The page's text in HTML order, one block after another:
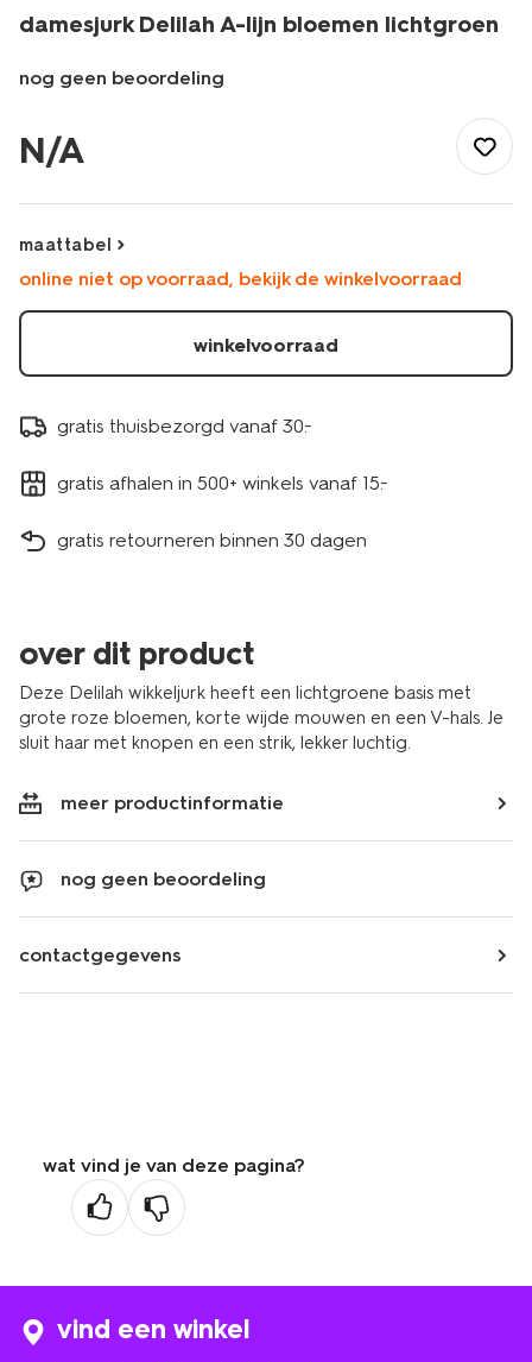
damesjurk Delilah A-lijn bloemen lichtgroen
nog geen beoordeling
delilah-
a-
bloemen-
lichtgroen-
N/A
maattabel
online niet op voorraad, bekijk de winkelvoorraad
winkelvoorraad
gratis thuisbezorgd vanaf 30.-
gratis afhalen in 500+ winkels vanaf 15.-
gratis retourneren binnen 30 dagen
over dit product
Deze Delilah wikkeljurk heeft een lichtgroene basis met
grote roze bloemen, korte wijde mouwen en een V-hals. Je
sluit haar met knopen en een strik, lekker luchtig.
meer productinformatie
nog geen beoordeling
contactgegevens
wat vind je van deze pagina?
vind een winkel